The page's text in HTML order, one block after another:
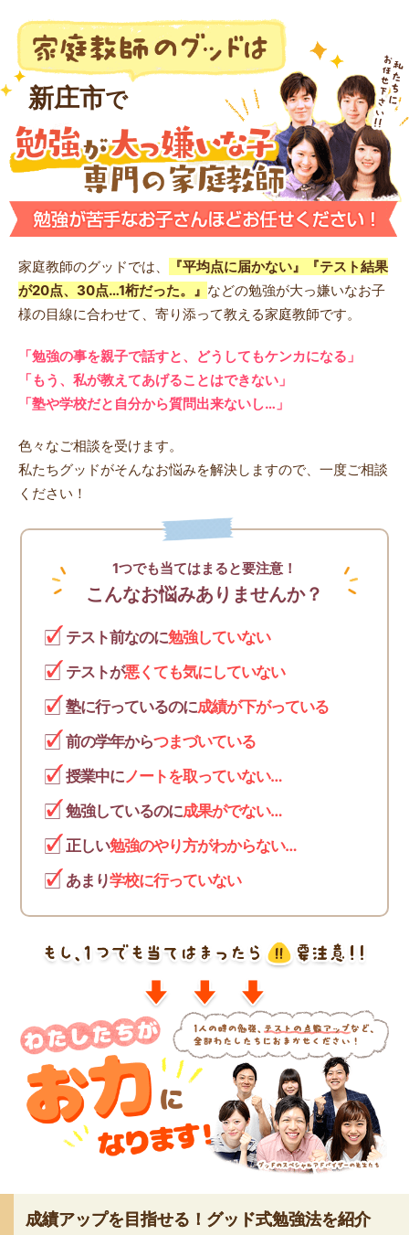
新庄市で
家庭教師のグッドでは、
『平均点に届かない』『テスト結果
が20点、30点…1桁だった。』 などの勉強が大っ嫌いなお子
様の目線に合わせて、寄り添って教える家庭教師です。
「勉強の事を親子で話すと、どうしてもケンカになる」
「もう、私が教えてあげることはできない」
「塾や学校だと自分から質問出来ないし…」
色々なご相談を受けます。
私たちグッドがそんなお悩みを解決しますので、一度ご相談
ください！
1つでも当てはまると要注意！
こんなお悩みありませんか？
テスト前なのに勉強していない
テストが悪くても気にしていない
塾に行っているのに成績が下がっている
前の学年からつまづいている
授業中にノートを取っていない…
勉強しているのに成果がでない…
正しい勉強のやり方がわからない…
あまり学校に行っていない
成績アップを目指せる！グッド式勉強法を紹介